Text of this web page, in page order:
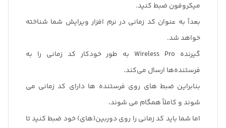
میکروفون ضبط کنید.
بعداً به عنوان کد زمانی در نرم افزار ویرایش شما شناخته
خواهد شد.
گیرنده Wireless Pro به طور خودکار کد زمانی را به
فرستنده‌ها ارسال می‌کند.
بنابراین ضبط های روی فرستنده ها دارای کد زمانی می
شوند و کاملاً همگام می شوند،
اما شما باید کد زمانی را روی دوربین(های) خود ضبط کنید تا